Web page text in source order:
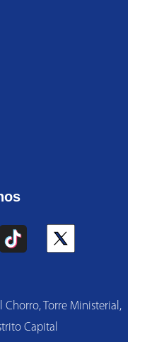
Chorro, Torre Ministerial,
Capital